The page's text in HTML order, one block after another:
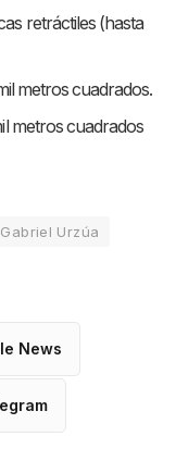
retráctiles (hasta
metros cuadrados.
metros cuadrados
Gabriel Urzúa
News